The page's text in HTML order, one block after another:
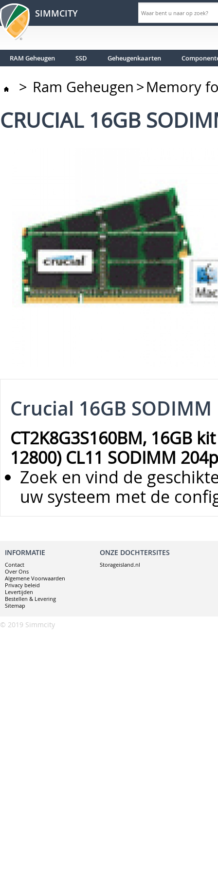
SIMMCITY
RAM Geheugen SSD Geheugenkaarten
> Ram Geheugen >Memory
CRUCIAL 16GB
Crucial 16GB SODIMM
CT2K8G3S160BM, 16GB
12800) CL11 SODIMM
Zoek en vind de
uw systeem met de
INFORMATIE
Contact
Over Ons
Algemene Voorwaarden
Privacy beleid
Levertijden
Bestellen & Levering
Sitemap
ONZE DOCHTERSITES
Storageisland.nl
© 2019 Simmcity